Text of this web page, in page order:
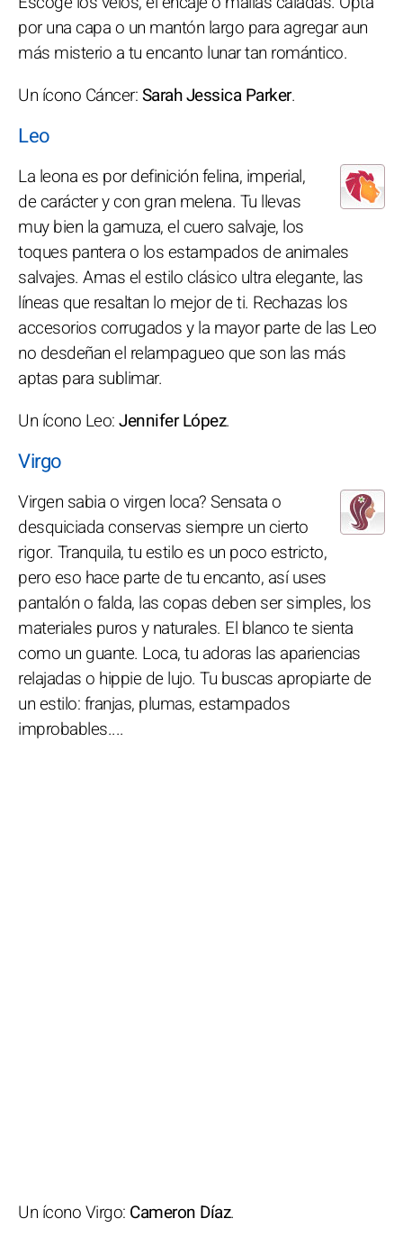
por una capa o un mantón largo para agregar aun
más misterio a tu encanto lunar tan romántico.
Un ícono Cáncer:Sarah Jessica Parker.
Leo
La leona es por definición felina, imperial,
de carácter y con gran melena. Tu llevas
muy bien la gamuza, el cuero salvaje, los
toques pantera o los estampados de animales
salvajes. Amas el estilo clásico ultra elegante, las
líneas que resaltan lo mejor de ti. Rechazas los
accesorios corrugados y la mayor parte de las Leo
no desdeñan el relampagueo que son las más
aptas para sublimar.
Un ícono Leo:Jennifer López.
Virgo
Virgen sabia o virgen loca? Sensata o
desquiciada conservas siempre un cierto
rigor. Tranquila, tu estilo es un poco estricto,
pero eso hace parte de tu encanto, así uses
pantalón o falda, las copas deben ser simples, los
materiales puros y naturales. El blanco te sienta
como un guante. Loca, tu adoras las apariencias
relajadas o hippie de lujo. Tu buscas apropiarte de
un estilo: franjas, plumas, estampados
improbables....
Un ícono Virgo: Cameron Díaz.